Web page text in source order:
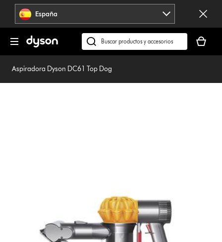
Omitir
navegación España
Buscar
en
dyson.es
cesta
está
Aspiradora Dyson DC61 Top Dog